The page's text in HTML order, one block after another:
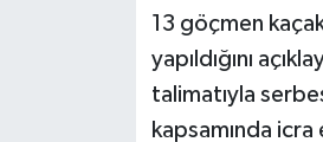
13 göçmen
yapıldığını
talimatıyla
kapsamında